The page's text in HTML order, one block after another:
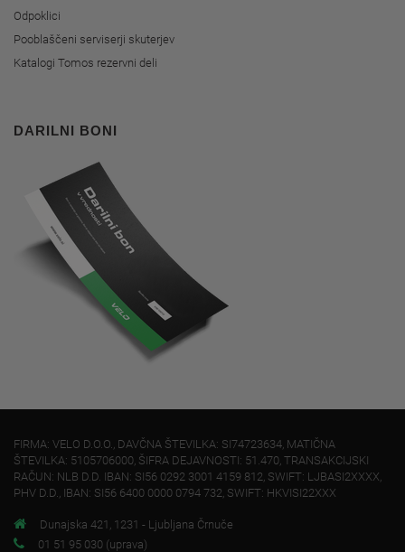
Odpoklici
Pooblaščeni serviserji skuterjev
Katalogi Tomos rezervni deli
DARILNI BONI
FIRMA: VELO D.O.O., DAVČNA ŠTEVILKA: SI74723634, MATIČNA
ŠTEVILKA: 5105706000, ŠIFRA DEJAVNOSTI: 51.470, TRANSAKCIJSKI
RAČUN: NLB D.D. IBAN: SI56 0292 3001 4159 812, SWIFT: LJBASI2XXXX,
PHV D.D., IBAN: SI56 6400 0000 0794 732, SWIFT: HKVISI22XXX
Dunajska 421, 1231 - Ljubljana Črnuče
01 51 95 030 (uprava)